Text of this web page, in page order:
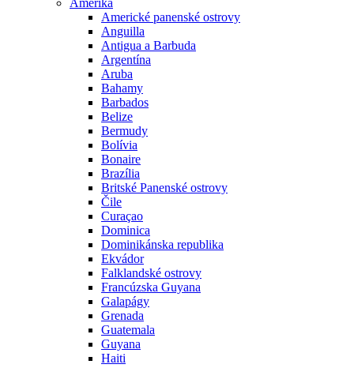
Amerika
Americké panenské ostrovy
Anguilla
Antigua a Barbuda
Argentína
Aruba
Bahamy
Barbados
Belize
Bermudy
Bolívia
Bonaire
Brazília
Britské Panenské ostrovy
Čile
Curaçao
Dominica
Dominikánska republika
Ekvádor
Falklandské ostrovy
Francúzska Guyana
Galapágy
Grenada
Guatemala
Guyana
Haiti